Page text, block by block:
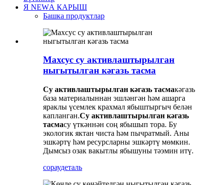
Я NEWА КАРЫШ
Башка продуктлар
Махсус су активлаштырылган
ныгытылган кәгазь тасма
Су активлаштырылган кәгазь тасмакәгазь
база материалыннан эшләнгән һәм ашарга
яраклы үсемлек крахмал ябыштыргыч белән
капланган.Су активлаштырылган кәгазь
тасмасу үткәннән соң ябышып тора. Бу
экологик яктан чиста һәм пычратмый. Аны
эшкәртү һәм ресурсларны эшкәртү мөмкин.
Дымсыз озак вакытлы ябышуны тәэмин итү.
сораудеталь